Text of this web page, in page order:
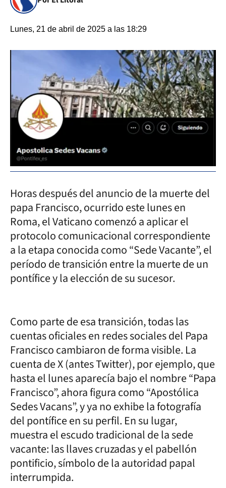
Lunes, 21 de abril de 2025 a las 18:29
Horas después del anuncio de la muerte del
papa Francisco, ocurrido este lunes en
Roma, el Vaticano comenzó a aplicar el
protocolo comunicacional correspondiente
a la etapa conocida como “Sede Vacante”, el
período de transición entre la muerte de un
pontífice y la elección de su sucesor.
Como parte de esa transición, todas las
cuentas oficiales en redes sociales del Papa
Francisco cambiaron de forma visible. La
cuenta de X (antes Twitter), por ejemplo, que
hasta el lunes aparecía bajo el nombre “Papa
Francisco”, ahora figura como “Apostólica
Sedes Vacans”, y ya no exhibe la fotografía
del pontífice en su perfil. En su lugar,
muestra el escudo tradicional de la sede
vacante: las llaves cruzadas y el pabellón
pontificio, símbolo de la autoridad papal
interrumpida.